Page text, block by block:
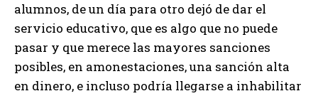
alumnos, de un día para otro dejó de dar el
servicio educativo, que es algo que no puede
pasar y que merece las mayores sanciones
posibles, en amonestaciones, una sanción alta
en dinero, e incluso podría llegarse a inhabilitar